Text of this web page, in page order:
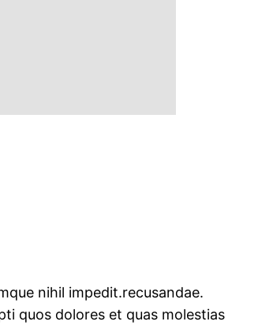
nihil impedit.recusandae.
quos dolores et quas molestias